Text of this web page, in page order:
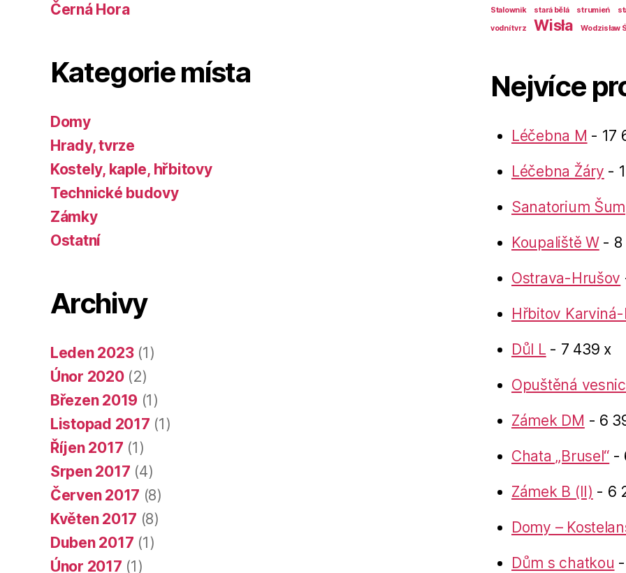
Černá Hora
Kategorie místa
Domy
Hrady, tvrze
Kostely, kaple, hřbitovy
Technické budovy
Zámky
Ostatní
Archivy
Leden 2023(1)
Únor 2020(2)
Březen 2019 (1)
Listopad 2017 (1)
Říjen 2017 (1)
Srpen 2017 (4)
Červen 2017 (8)
Květen 2017 (8)
Duben 2017 (1)
Únor 2017 (1)
Stalownik stará bělá strumień
vodní tvrz
Wisła Wodzisław
Nejvíce
Léčebna M - 17
Léčebna Žáry -
Sanatorium
Koupaliště W- 8
Ostrava-Hrušov
Hřbitov
Důl L - 7 439 x
Opuštěná
Zámek DM - 6
Chata „Brusel“ -
Zámek B (II) - 6
Domy –
Dům s chatkou